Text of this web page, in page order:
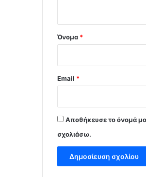
Όνομα *
Email *
Αποθήκευσε το όνομά
σχολιάσω.